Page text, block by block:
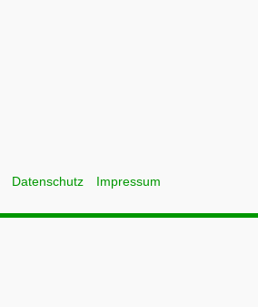
Datenschutz Impressum